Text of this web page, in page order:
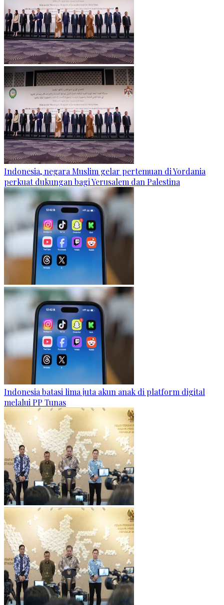
Indonesia, negara Muslim gelar pertemuan di Yordania
perkuat dukungan bagi Yerusalem dan Palestina
Indonesia batasi lima juta akun anak di platform digital
melalui PP Tunas